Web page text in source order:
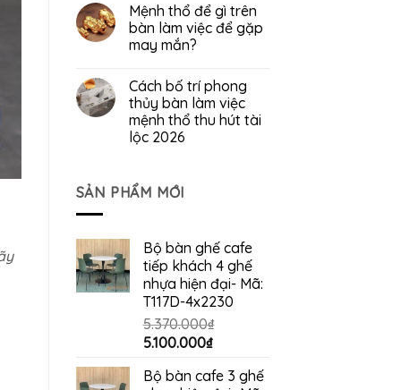
Mệnh thổ để gì trên
bàn làm việc để gặp
may mắn?
Cách bố trí phong
thủy bàn làm việc
mệnh thổ thu hút tài
lộc 2026
SẢN PHẨM MỚI
Bộ bàn ghế cafe
tiếp khách 4 ghế
nhựa hiện đại- Mã:
T117D-4x2230
5.370.000₫
Giá
là:
5.100.000₫Giá
tại
Bộ bàn cafe 3 ghế